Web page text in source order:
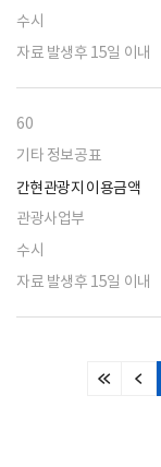
수시
자료 발생후 15일 이내
60
기타 정보공표
간현관광지 이용금액
관광사업부
수시
자료 발생후 15일 이내
처
이